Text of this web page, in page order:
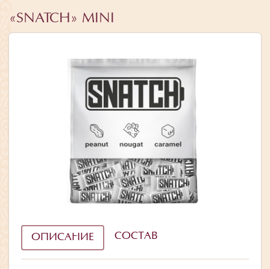
«SNATCH» MINI
ОПИСАНИЕ СОСТАВ